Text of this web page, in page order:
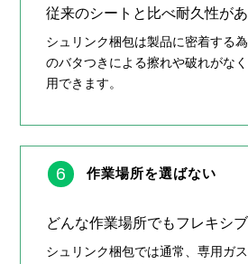
従来のシートと比べ耐久性が
シュリンク梱包は製品に密着する
のバタつきによる擦れや破れがな
用できます。
6 作業場所を選ばない
どんな作業場所でもフレキシ
シュリンク梱包では通常、専用ガ